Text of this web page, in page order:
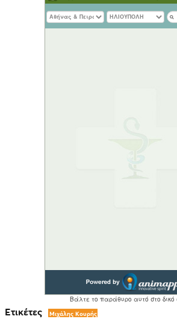
Ετικέτες Μιχάλης Κουρής